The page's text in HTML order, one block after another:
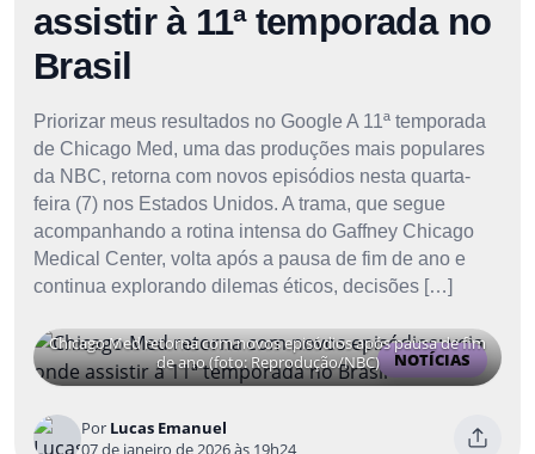
assistir à 11ª temporada no
Brasil
Priorizar meus resultados no Google A 11ª temporada
de Chicago Med, uma das produções mais populares
da NBC, retorna com novos episódios nesta quarta-
feira (7) nos Estados Unidos. A trama, que segue
acompanhando a rotina intensa do Gaffney Chicago
Medical Center, volta após a pausa de fim de ano e
continua explorando dilemas éticos, decisões […]
NOTÍCIAS
Chicago Med retorna com novos episódios após pausa de fim
de ano (foto: Reprodução/NBC)
Por Lucas Emanuel
07 de janeiro de 2026 às 19h24